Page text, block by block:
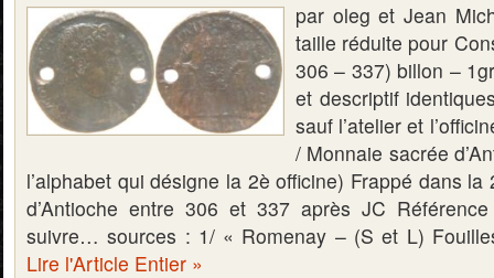
par oleg et Jean
taille réduite pour
306 – 337) billon –
et descriptif
sauf l’atelier et
/ Monnaie sacrée
l’alphabet qui désigne la 2è officine) Frappé dans la
d’Antioche entre 306 et 337 après JC
suivre… sources : 1/ « Romenay – (S et L)
Lire l'Article Entier »